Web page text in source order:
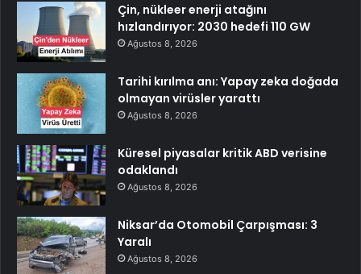
Çin, nükleer enerji atağını
hızlandırıyor: 2030 hedefi 110 GW
Ağustos 8, 2026
Tarihi kırılma anı: Yapay zeka doğada
olmayan virüsler yarattı
Ağustos 8, 2026
Küresel piyasalar kritik ABD verisine
odaklandı
Ağustos 8, 2026
Niksar’da Otomobil Çarpışması: 3
Yaralı
Ağustos 8, 2026